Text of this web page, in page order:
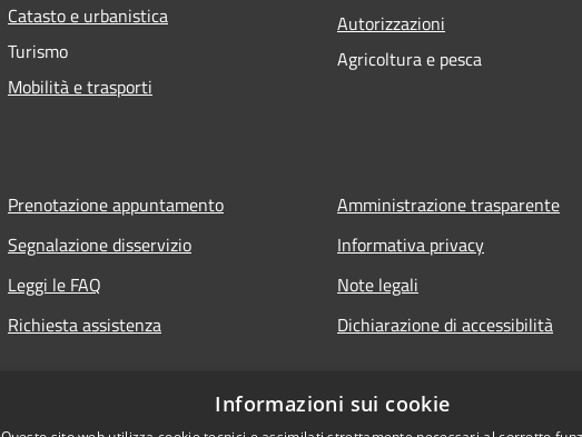
Catasto e urbanistica
Turismo
Mobilità e trasporti
Autorizzazioni
Agricoltura e pesca
Prenotazione appuntamento
Segnalazione disservizio
Leggi le FAQ
Richiesta assistenza
Amministrazione trasparente
Informativa privacy
Note legali
Dichiarazione di accessibilità
Informazioni sui cookie